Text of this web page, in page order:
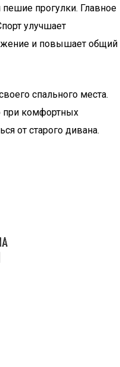
прогулки. Главное
улучшает
и повышает общий
спального места.
при комфортных
от старого дивана.